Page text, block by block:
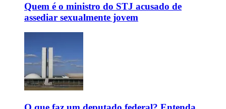
Quem é o ministro do STJ acusado de
assediar sexualmente jovem